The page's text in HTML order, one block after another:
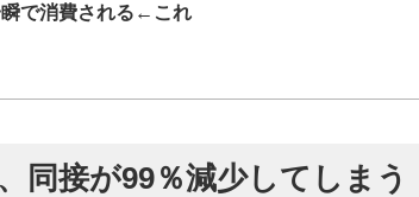
瞬で消費される←これ
同接が99％減少してしまう